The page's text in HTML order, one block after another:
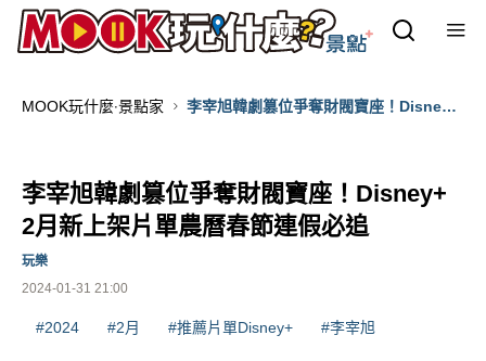
MOOK玩什麼‧景點家
李宰旭韓劇篡位爭奪財閥寶座！Disney+
李宰旭韓劇篡位爭奪財閥寶座！Disney+
2月新上架片單農曆春節連假必追
2024-01-31 21:00
玩樂
#2024 #2月 #推薦片單Disney+ #李宰旭